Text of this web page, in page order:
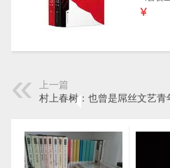
上一篇
村上春树：也曾是屌丝文艺青